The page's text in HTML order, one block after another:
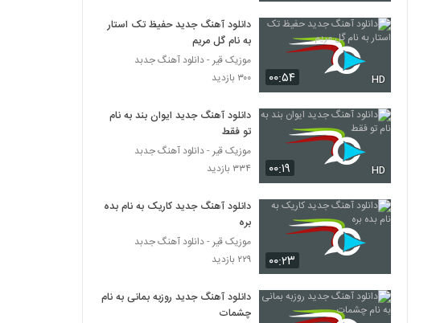
۲۵۸ بازدید
احسان قربان زاده آهنگ تو که نباشى
۲۸۱ بازدید
آهنگ ای جان از محسن حق شناس(پاپ)
۲۶۰ بازدید
دانلود آهنگ دوست دارم از آرش بهمنش
۲۵۰ بازدید
موزیک زیبای کافه از علی هایپر
۳۰۹ بازدید
۰۰:۵۴ HD
دانلود آهنگ جدید حفیظ تک استار
به نام گل مریم
موزیک قیر - دانلود آهنگ جدبد
۳۰۰ بازدید
۰۰:۱۹ HD
دانلود آهنگ جدید ایوان بند به نام
تو فقط
موزیک قیر - دانلود آهنگ جدبد
۳۳۴ بازدید
۰۰:۲۳
دانلود آهنگ جدید کاریک به نام بده
بره
موزیک قیر - دانلود آهنگ جدبد
۲۲۹ بازدید
دانلود آهنگ جدید روزبه بمانی به نام
چشمات